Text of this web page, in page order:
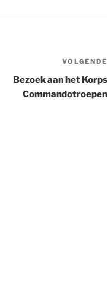
VOLGENDE
Bezoek aan het Korps
Commandotroepen